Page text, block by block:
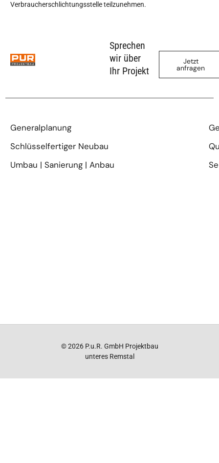
Verbraucherschlichtungsstelle teilzunehmen.
Sprechen
wir über
Ihr Projekt
Jetzt
anfragen
Generalplanung
Schlüsselfertiger Neubau
Umbau | Sanierung | Anbau
© 2026 P.u.R. GmbH Projektbau
unteres Remstal